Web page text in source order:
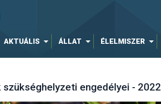
AKTUÁLIS ÁLLAT ÉLELMISZER
szükséghelyzeti engedélyei - 2022